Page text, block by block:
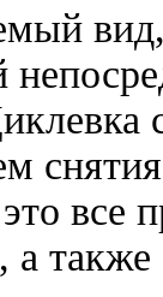
все
также